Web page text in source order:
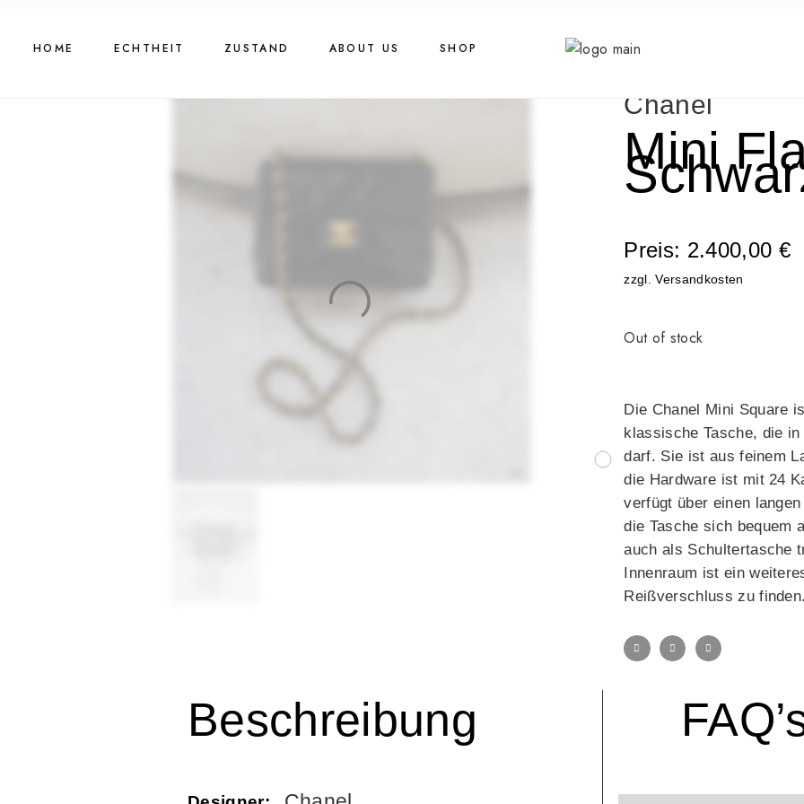
HOME ECHTHEIT ZUSTAND ABOUT US SHOP
Chanel
Mini
Preis: 2.400,00 €
zzgl. Versandkosten
Out of stock
Die Chanel Mini Square
klassische Tasche, die
darf. Sie ist aus feinem
die Hardware ist mit 24
verfügt über einen
die Tasche sich bequem
auch als Schultertasche
Innenraum ist ein
Reißverschluss zu finden.
Beschreibung